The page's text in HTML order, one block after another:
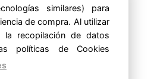
similares) para
de compra. Al utilizar
recopilación de datos
políticas de Cookies